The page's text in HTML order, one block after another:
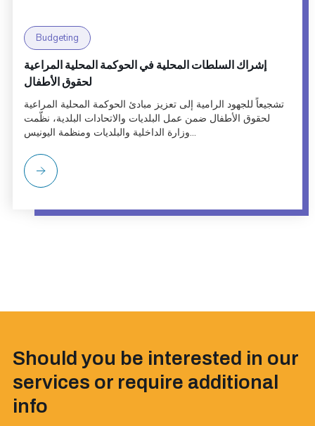
Budgeting
إشراك السلطات المحلية في الحوكمة المحلية المراعية
لحقوق الأطفال
تشجيعاً للجهود الرامية إلى تعزيز مبادئ الحوكمة المحلية المراعية
لحقوق الأطفال ضمن عمل البلديات والاتحادات البلدية، نظّمت
وزارة الداخلية والبلديات ومنظمة اليونيس...
Should you be interested in our
services or require additional
info